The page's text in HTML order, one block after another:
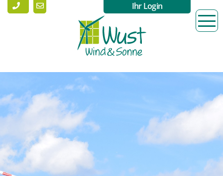
Ihr Login